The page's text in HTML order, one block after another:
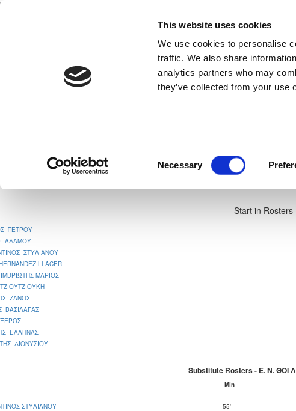
This website uses cookies
We use cookies to personalise
traffic. We also share
analytics partners who may
they’ve collected from your use
Necessary
Competitions
4
1
Start in Rosters
ΠΕΤΡΟΥ
ΑΔΑΜΟΥ
ΣΤΥΛΙΑΝΟΥ
LLACER
ΜΑΡΙΟΣ
ΖΑΝΟΣ
ΒΑΣΙΛΑΓΑΣ
ΕΛΛΗΝΑΣ
ΔΙΟΝΥΣΙΟΥ
Substitute Rosters - Ε. Ν. ΘΟΙ
Μin
ΣΤΥΛΙΑΝΟΥ 55'